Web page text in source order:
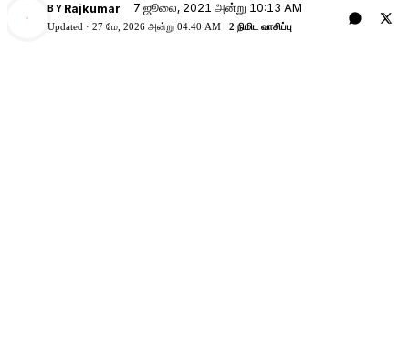
BY Rajkumar 7 ஜூலை, 2021 அன்று 10:13 AM
Updated · 27 மே, 2026 அன்று 04:40 AM 2 நிமிட வாசிப்பு